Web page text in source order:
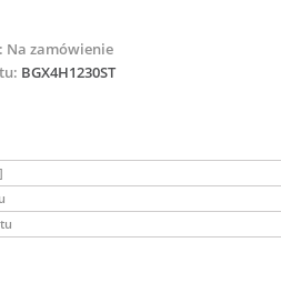
Na zamówienie
BGX4H1230ST